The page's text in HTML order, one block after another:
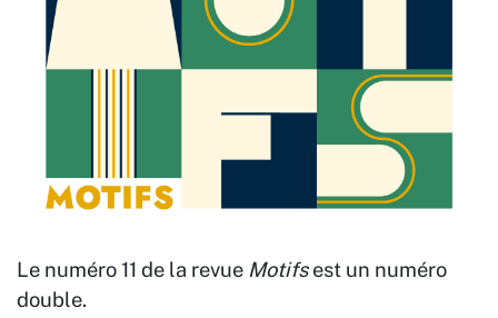
Le numéro 11 de la revue Motifsest un numéro
double.